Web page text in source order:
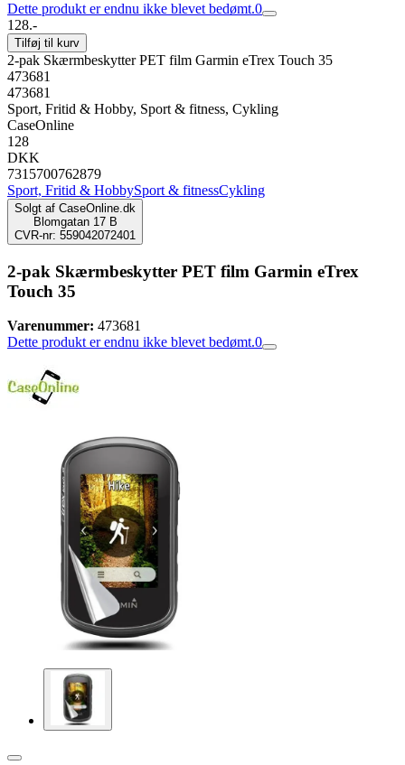
Dette produkt er endnu ikke blevet bedømt.0
128.-
Tilføj til kurv
2-pak Skærmbeskytter PET film Garmin eTrex Touch 35
473681
473681
Sport, Fritid & Hobby, Sport & fitness, Cykling
CaseOnline
128
DKK
7315700762879
Sport, Fritid & HobbySport & fitnessCykling
Solgt af CaseOnline.dk
Blomgatan 17 B
CVR-nr: 559042072401
2-pak Skærmbeskytter PET film Garmin eTrex
Touch 35
Varenummer: 473681
Dette produkt er endnu ikke blevet bedømt.0